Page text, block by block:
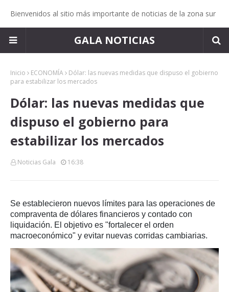
Bienvenidos al sitio más importante de noticias de la zona sur
GALA NOTICIAS
Inicio ECONOMÍA
Dólar: las nuevas medidas que dispuso el gobierno
para estabilizar los mercados
Dólar: las nuevas medidas que
dispuso el gobierno para
estabilizar los mercados
Noticias Gala 16:38
Se establecieron nuevos límites para las operaciones de
compraventa de dólares financieros y contado con
liquidación. El objetivo es "fortalecer el orden
macroeconómico" y evitar nuevas corridas cambiarias.